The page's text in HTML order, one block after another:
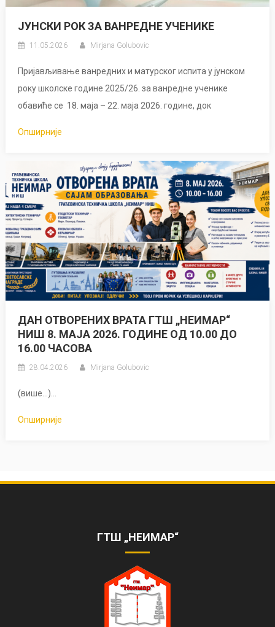
ЈУНСКИ РОК ЗА ВАНРЕДНЕ УЧЕНИКЕ
11.05.2026 Mirjana Golubovic
Пријављивање ванредних и матурског испита у јунском
року школске године 2025/26. за ванредне ученике
обавиће се 18. маја – 22. маја 2026. године, док
Опширније
ДАН ОТВОРЕНИХ ВРАТА ГТШ „НЕИМАР“
НИШ 8. МАЈА 2026. ГОДИНЕ ОД 10.00 ДО
16.00 ЧАСОВА
28.04.2026 Mirjana Golubovic
(више…)...
Опширније
ГТШ „НЕИМАР“